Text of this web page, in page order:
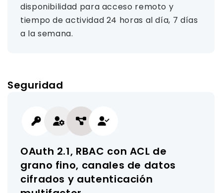
disponibilidad para acceso remoto y
tiempo de actividad 24 horas al día, 7 días
a la semana.
Seguridad
OAuth 2.1, RBAC con ACL de
grano fino, canales de datos
cifrados y autenticación